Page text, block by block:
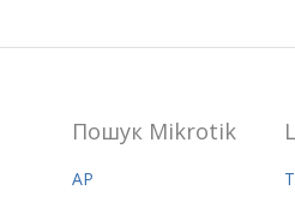
Пошук Mikrotik
AP